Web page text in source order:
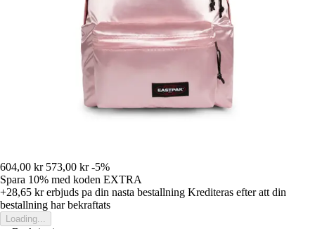
604,00 kr 573,00 kr -5%
Spara 10% med koden EXTRA
+28,65 krerbjuds pa din nasta bestallning Krediteras efter att din
bestallning har bekraftats
Loading...